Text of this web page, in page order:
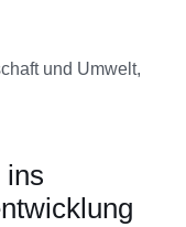
und Umwelt,
ins